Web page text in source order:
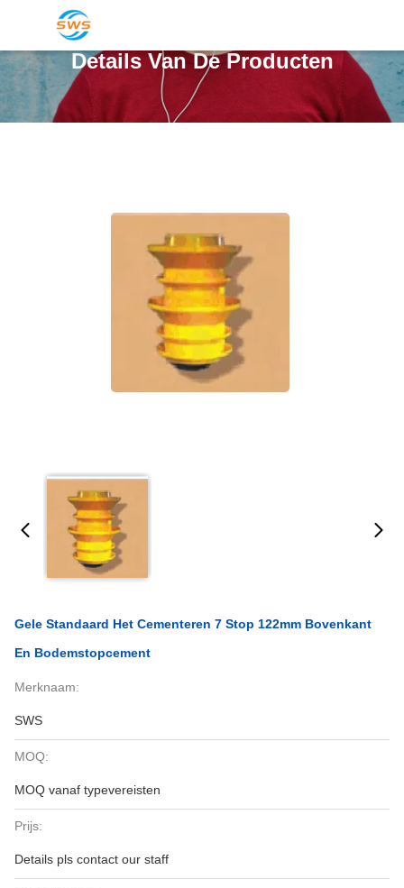
Details Van De Producten
Gele Standaard Het Cementeren 7 Stop 122mm Bovenkant
En Bodemstopcement
Merknaam:
SWS
MOQ:
MOQ vanaf typevereisten
Prijs:
Details pls contact our staff